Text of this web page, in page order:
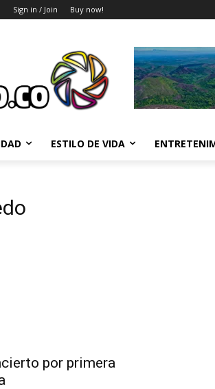
Sign in / Join Buy now!
ESTILO DE VIDA
por primera